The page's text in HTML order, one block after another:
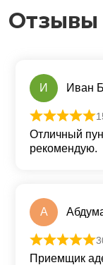
Отзывы
И Иван
Оценка
Отличный
рекомендую.
А
Оценка
Приемщик